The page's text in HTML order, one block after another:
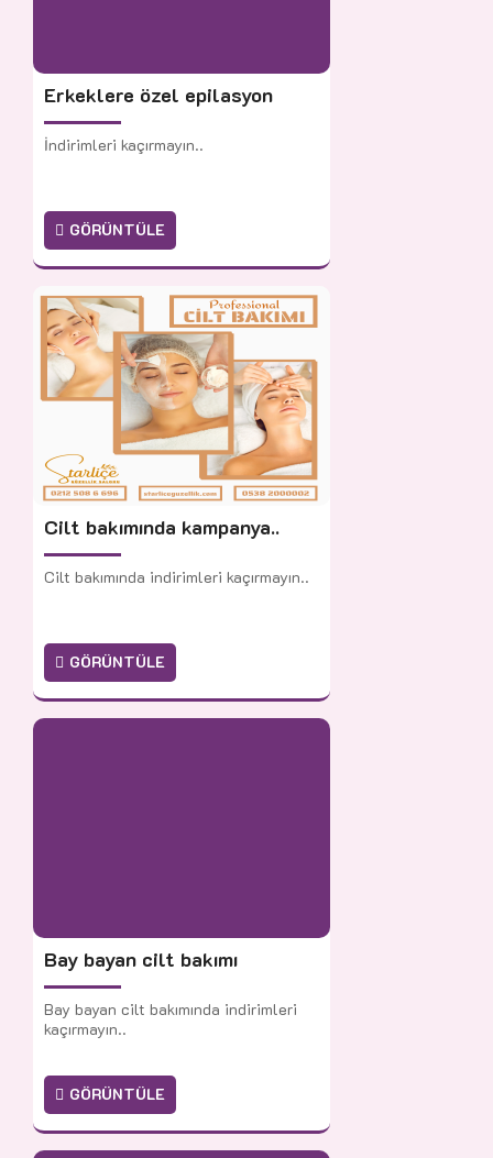
Erkeklere özel epilasyon
İndirimleri kaçırmayın..
GÖRÜNTÜLE
Cilt bakımında kampanya..
Cilt bakımında indirimleri kaçırmayın..
GÖRÜNTÜLE
Bay bayan cilt bakımı
Bay bayan cilt bakımında indirimleri
kaçırmayın..
GÖRÜNTÜLE